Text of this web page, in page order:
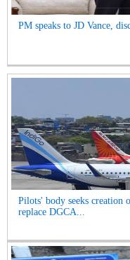
PM speaks to JD Vance,
Pilots' body seeks creation
replace DGCA...